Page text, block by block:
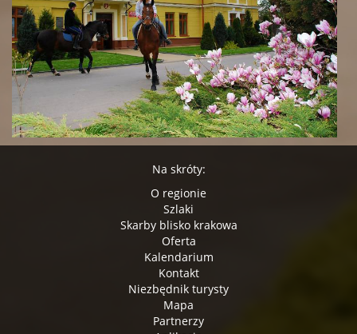
Na skróty:
O regionie
Szlaki
Skarby blisko krakowa
Oferta
Kalendarium
Kontakt
Niezbędnik turysty
Mapa
Partnerzy